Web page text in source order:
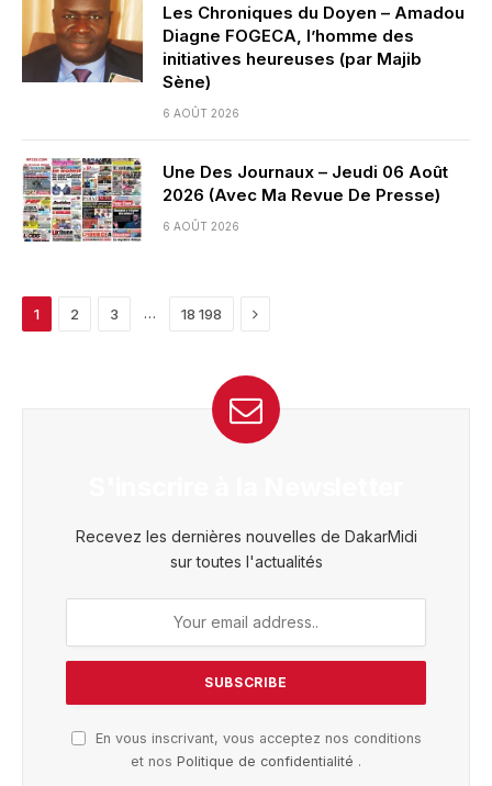
Les Chroniques du Doyen – Amadou
Diagne FOGECA, l’homme des
initiatives heureuses (par Majib
Sène)
6 AOÛT 2026
Une Des Journaux – Jeudi 06 Août
2026 (Avec Ma Revue De Presse)
6 AOÛT 2026
1 2 3 … 18 198 Next
Recevez les dernières nouvelles de DakarMidi
sur toutes l'actualités
En vous inscrivant, vous acceptez nos conditions
et nos Politique de confidentialité .